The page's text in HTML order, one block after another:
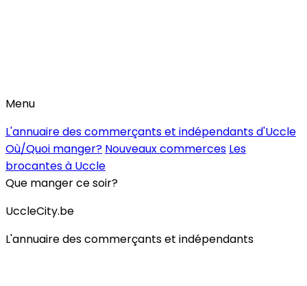
Menu
L'annuaire des commerçants et indépendants d'Uccle
Où/Quoi manger? Nouveaux commerces Les
brocantes à Uccle
Que manger ce soir?
UccleCity.be
L'annuaire des commerçants et indépendants